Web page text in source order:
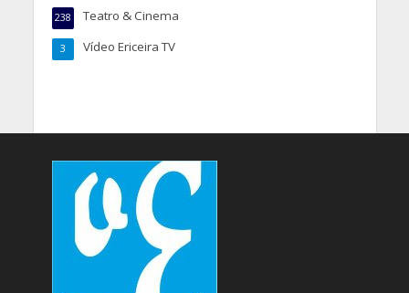
Teatro & Cinema
238
Vídeo Ericeira TV
3